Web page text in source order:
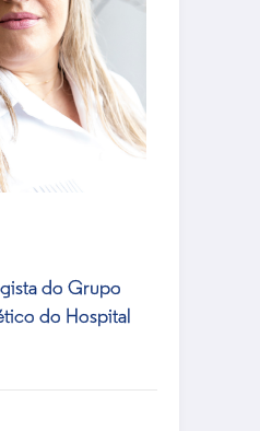
do Grupo
do Hospital